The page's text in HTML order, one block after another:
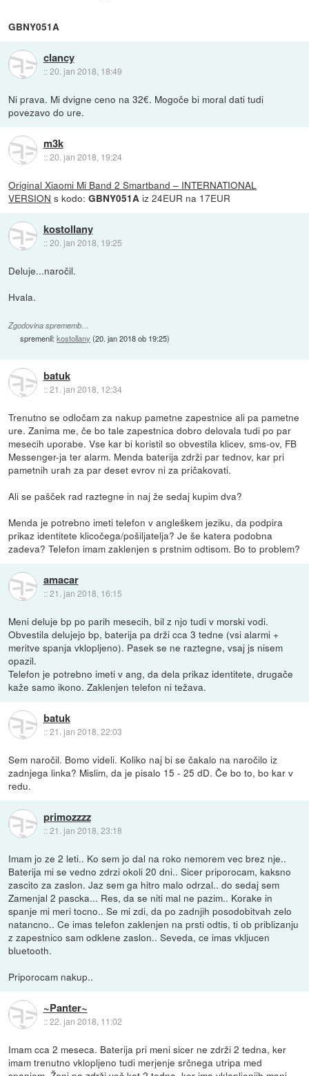
GBNY051A
clancy
::20. jan 2018, 18:49
Ni prava. Mi dvigne ceno na 32€. Mogoče bi moral dati tudi
povezavo do ure.
m3k
::20. jan 2018, 19:24
Original Xiaomi Mi Band 2 Smartband – INTERNATIONAL
VERSION s kodo:GBNY051A iz 24EUR na 17EUR
kostollany
::20. jan 2018, 19:25
Deluje...naročil.
Hvala.
Zgodovina sprememb…
spremenil:kostollany (20. jan 2018 ob 19:25)
batuk
::21. jan 2018, 12:34
Trenutno se odločam za nakup pametne zapestnice ali pa pametne
ure. Zanima me, če bo tale zapestnica dobro delovala tudi po par
mesecih uporabe. Vse kar bi koristil so obvestila klicev, sms-ov, FB
Messenger-ja ter alarm. Menda baterija zdrži par tednov, kar pri
pametnih urah za par deset evrov ni za pričakovati.
Ali se pašček rad raztegne in naj že sedaj kupim dva?
Menda je potrebno imeti telefon v angleškem jeziku, da podpira
prikaz identitete klicočega/pošiljatelja? Je še katera podobna
zadeva? Telefon imam zaklenjen s prstnim odtisom. Bo to problem?
amacar
::21. jan 2018, 16:15
Meni deluje bp po parih mesecih, bil z njo tudi v morski vodi.
Obvestila delujejo bp, baterija pa drži cca 3 tedne (vsi alarmi +
meritve spanja vklopljeno). Pasek se ne raztegne, vsaj js nisem
opazil.
Telefon je potrebno imeti v ang, da dela prikaz identitete, drugače
kaže samo ikono. Zaklenjen telefon ni težava.
batuk
::21. jan 2018, 22:03
Sem naročil. Bomo videli. Koliko naj bi se čakalo na naročilo iz
zadnjega linka? Mislim, da je pisalo 15 - 25 dD. Če bo to, bo kar v
redu.
primozzzz
::21. jan 2018, 23:18
Imam jo ze 2 leti.. Ko sem jo dal na roko nemorem vec brez nje..
Baterija mi se vedno zdrzi okoli 20 dni.. Sicer priporocam, kaksno
zascito za zaslon. Jaz sem ga hitro malo odrzal.. do sedaj sem
Zamenjal 2 pascka... Res, da se niti mal ne pazim.. Korake in
spanje mi meri tocno.. Se mi zdi, da po zadnjih posodobitvah zelo
natancno.. Ce imas telefon zaklenjen na prsti odtis, ti ob priblizanju
z zapestnico sam odklene zaslon.. Seveda, ce imas vkljucen
bluetooth.
Priporocam nakup..
~Panter~
::22. jan 2018, 11:02
Imam cca 2 meseca. Baterija pri meni sicer ne zdrži 2 tedna, ker
imam trenutno vklopljeno tudi merjenje srčnega utripa med